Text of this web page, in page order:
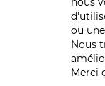
ou
Nous
Merci